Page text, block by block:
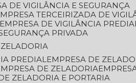
DE VIGILÂNCIA E SEGURANÇA
EMPRESA TERCEIRIZADA DE
EMPRESA DE VIGILÂNCIA
PRIVADA
ZELADORIA
PREDIAL
EMPRESA DE
EMPRESA DE ZELADORIA
DE ZELADORIA E PORTARIA